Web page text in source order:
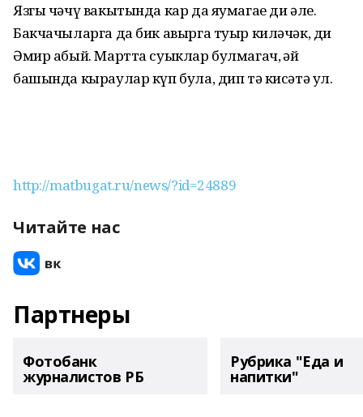
Язгы чәчү вакытында кар да яумагае ди әле.
Бакчачыларга да бик авырга туыр киләчәк, ди
Әмир абый. Мартта суыклар булмагач, җәй
башында кыраулар күп була, дип тә кисәтә ул.
http://matbugat.ru/news/?id=24889
Читайте нас
Партнеры
Фотобанк
журналистов РБ
Рубрика "Еда и
напитки"